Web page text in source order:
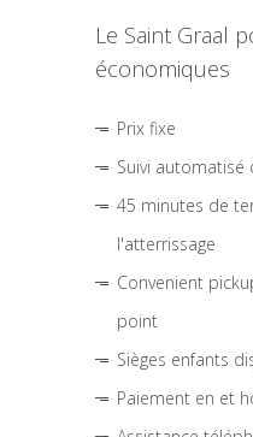
Le Saint Graal
économiques
Prix fixe
Suivi automatisé
45 minutes de
l'atterrissage
Convenient
point
Sièges enfants
Paiement en et